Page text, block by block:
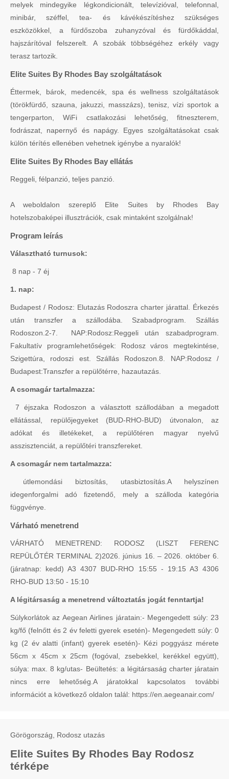
melyek mindegyike légkondicionált, televízióval, telefonnal,
minibár, széffel, tea- és kávékészítéshez szükséges
eszközökkel, a fürdőszoba zuhanyzóval és fürdőkáddal,
hajszárítóval felszerelt. A szobák többségéhez erkély vagy
terasz tartozik.
Elite Suites By Rhodes Bay szolgáltatások
Éttermek, bárok, medencék, spa és wellness szolgáltatások
(törökfürdő, szauna, jakuzzi, masszázs), tenisz, vízi sportok a
tengerparton, WiFi csatlakozási lehetőség, fitneszterem,
fodrászat, napernyő és napágy. Egyes szolgáltatásokat csak
külön térítés ellenében vehetnek igénybe a nyaralók!
Elite Suites By Rhodes Bay ellátás
Reggeli, félpanzió, teljes panzió.
A weboldalon szereplő Elite Suites by Rhodes Bay
hotelszobaképei illusztrációk, csak mintaként szolgálnak!
Program leírás
Választható turnusok:
8 nap - 7 éj
1. nap:
Budapest / Rodosz: Elutazás Rodoszra charter járattal. Érkezés
után transzfer a szállodába. Szabadprogram. Szállás
Rodoszon.2-7. NAP:Rodosz:Reggeli után szabadprogram.
Fakultatív programlehetőségek: Rodosz város megtekintése,
Szigettúra, rodoszi est. Szállás Rodoszon.8. NAP:Rodosz /
Budapest:Transzfer a repülőtérre, hazautazás.
A csomagár tartalmazza:
7 éjszaka Rodoszon a választott szállodában a megadott
ellátással, repülőjegyeket (BUD-RHO-BUD) útvonalon, az
adókat és illetékeket, a repülőtéren magyar nyelvű
asszisztenciát, a repülőtéri transzfereket.
A csomagár nem tartalmazza:
útlemondási biztosítás, utasbiztosítás.A helyszínen
idegenforgalmi adó fizetendő, mely a szálloda kategória
függvénye.
Várható menetrend
VÁRHATÓ MENETREND: RODOSZ (LISZT FERENC
REPÜLŐTÉR TERMINAL 2)2026. június 16. – 2026. október 6.
(járatnap: kedd) A3 4307 BUD-RHO 15:55 - 19:15 A3 4306
RHO-BUD 13:50 - 15:10
A légitársaság a menetrend változtatás jogát fenntartja!
Súlykorlátok az Aegean Airlines járatain:- Megengedett súly: 23
kg/fő (felnőtt és 2 év feletti gyerek esetén)- Megengedett súly: 0
kg (2 év alatti (infant) gyerek esetén)- Kézi poggyász mérete
56cm x 45cm x 25cm (fogóval, zsebekkel, kerékkel együtt),
súlya: max. 8 kg/utas- Beültetés: a légitársaság charter járatain
nincs erre lehetőség.A járatokkal kapcsolatos további
információt a következő oldalon talál: https://en.aegeanair.com/
Görögország, Rodosz utazás
Elite Suites By Rhodes Bay Rodosz
térképe